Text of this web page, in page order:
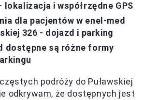
lokalizacja i współrzędne GPS
dla pacjentów w enel-med
326 - dojazd i parking
dostępne są różne formy
podróży do Puławskiej
odkrywam, że dostępnych jest